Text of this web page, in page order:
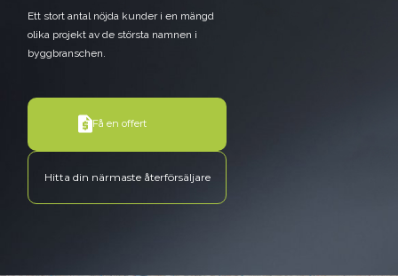
Ett stort antal nöjda kunder i en mängd
olika projekt av de största namnen i
byggbranschen.
Få en offert
Hitta din närmaste återförsäljare